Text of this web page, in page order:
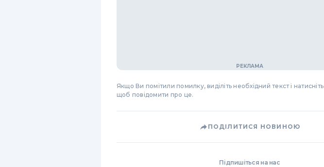
Якщо Ви помітили помилку, виділіть необхідний текст і натисніть
щоб повідомити про це.
ПОДІЛИТИСЯ НОВИНОЮ
Підпишіться на нас